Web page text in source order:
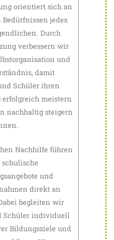
orientiert sich an
jedes
Durch
verbessern wir
und
damit
Schüler ihren
meistern
nachhaltig steigern
Nachhilfe führen
und
direkt an
begleiten wir
Schüler individuell
Bildungsziele und